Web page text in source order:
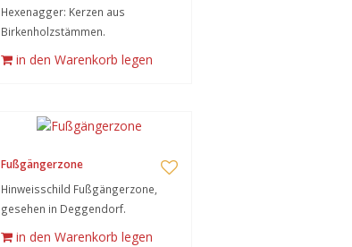
Hexenagger: Kerzen aus
Birkenholzstämmen.
in den Warenkorb legen
Fußgängerzone
Hinweisschild Fußgängerzone,
gesehen in Deggendorf.
in den Warenkorb legen